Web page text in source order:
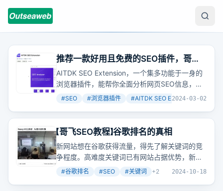
推荐一款好用且免费的SEO插件，哥飞
天天都在用
AITDK SEO Extension，一个集多功能于一身的
浏览器插件，能帮你全面分析网页SEO信息，从
标题、描述到图片标签，再到流量概览，一应俱
SEO全貌，是不是很酷？
#SEO #浏览器插件 #AITDK SEO Extension +3
2024-03-02
【哥飞SEO教程】谷歌排名的真相
新网站想在谷歌获得流量，得先了解关键词的竞
争程度。高难度关键词已有网站占据优势，新站
要超越需内容、体验和权重全面超越。而新词则
#谷歌排名 #SEO #关键词 +2 2024-10-18